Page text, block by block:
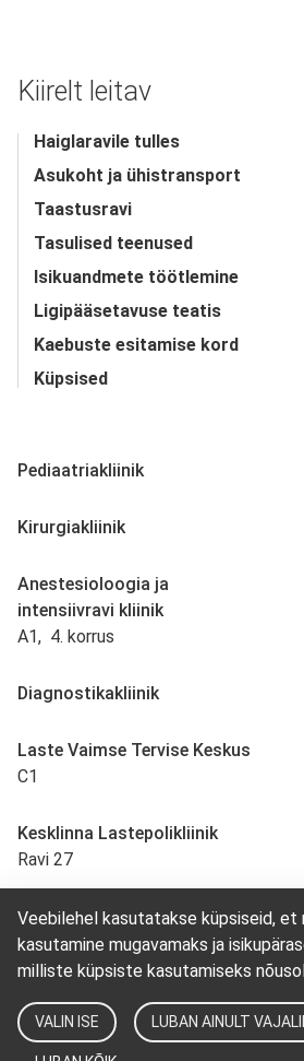
Veebilehel kasutatakse küpsiseid, et
kasutamine mugavamaks ja
milliste küpsiste kasutamiseks
VALIN ISE LUBAN AINULT
Kiirelt leitav
Haiglaravile tulles
Asukoht ja ühistransport
Taastusravi
Tasulised teenused
Isikuandmete töötlemine
Ligipääsetavuse teatis
Kaebuste esitamise kord
Küpsised
Pediaatriakliinik
Kirurgiakliinik
Anestesioloogia ja
intensiivravi kliinik
A1, 4. korrus
Diagnostikakliinik
Laste Vaimse Tervise Keskus
C1
Kesklinna Lastepolikliinik
Ravi 27